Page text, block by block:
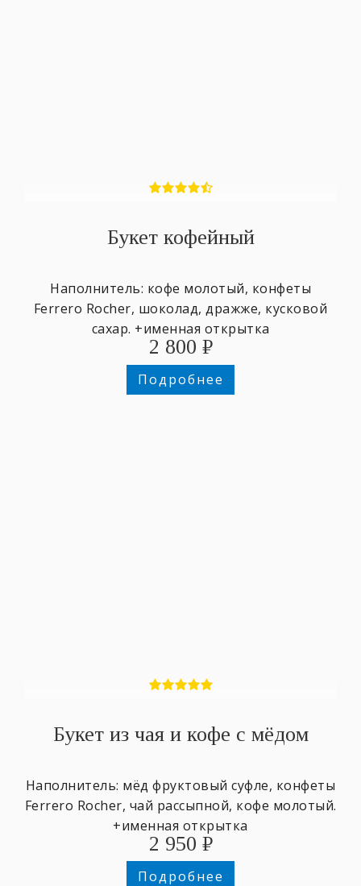
Букет кофейный
Наполнитель: кофе молотый, конфеты
Ferrero Rocher, шоколад, дражже, кусковой
сахар. +именная открытка
2 800 ₽
Подробнее
Букет из чая и кофе с мёдом
Наполнитель: мёд фруктовый суфле, конфеты
Ferrero Rocher, чай рассыпной, кофе молотый.
+именная открытка
2 950 ₽
Подробнее